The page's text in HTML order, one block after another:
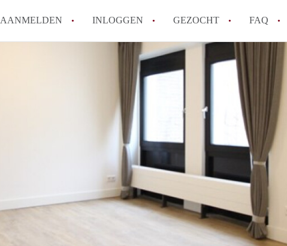
AANMELDEN INLOGGEN GEZOCHT FAQ
How to translate AppartementenUtrecht!
Wat is AppartementenUtrecht?
Wat is de privacyverklaring van
Berekent AppartementenUtrecht
makelaarsvergoeding/
Is AppartementenUtrecht
Appartement / Appartementen in Utrecht?
Alle veelgestelde vragen